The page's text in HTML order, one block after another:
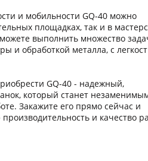
и мобильности GQ-40 можно
площадках, так и в
выполнить множество
и обработкой металла, с
GQ-40 - надежный,
который станет
Закажите его прямо сейчас и
и качество